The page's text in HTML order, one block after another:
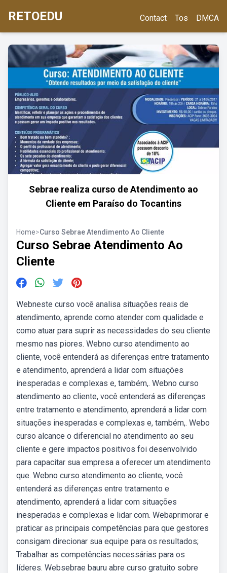
RETOEDU Contact Tos DMCA
Sebrae realiza curso de Atendimento ao
Cliente em Paraíso do Tocantins
Home>Curso Sebrae Atendimento Ao Cliente
Curso Sebrae Atendimento Ao
Cliente
Webneste curso você analisa situações reais de
atendimento, aprende como atender com qualidade e
como atuar para suprir as necessidades do seu cliente
mesmo nas piores. Webno curso atendimento ao
cliente, você entenderá as diferenças entre tratamento
e atendimento, aprenderá a lidar com situações
inesperadas e complexas e, também,. Webno curso
atendimento ao cliente, você entenderá as diferenças
entre tratamento e atendimento, aprenderá a lidar com
situações inesperadas e complexas e, também,. Webo
curso alcance o diferencial no atendimento ao seu
cliente e gere impactos positivos foi desenvolvido
para capacitar sua empresa a oferecer um atendimento
que. Webno curso atendimento ao cliente, você
entenderá as diferenças entre tratamento e
atendimento, aprenderá a lidar com situações
inesperadas e complexas e lidar com. Webaprimorar e
praticar as principais competências para que gestores
consigam direcionar sua equipe para os resultados;
Trabalhar as competências necessárias para os
líderes. Websebrae bauru abre curso gratuito sobre